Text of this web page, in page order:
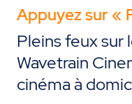
Appuyez sur «
Pleins feux sur
Wavetrain
cinéma à